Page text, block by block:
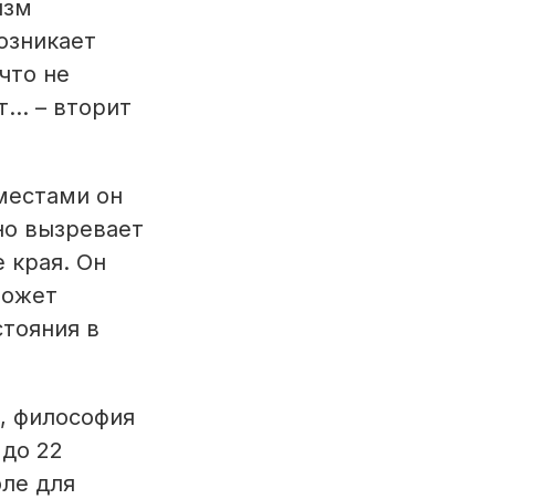
не
– вторит
он
вызревает
края. Он
в
философия
22
для